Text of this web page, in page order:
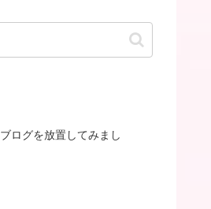
ログを放置してみまし